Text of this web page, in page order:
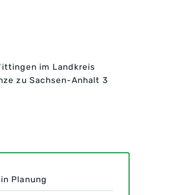
im Landkreis
zu Sachsen-Anhalt 3
Planung